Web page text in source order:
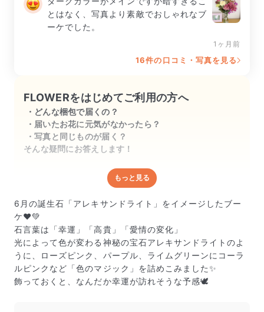
とはなく、写真より素敵でおしゃれなブ
ーケでした。
1ヶ月前
16件の口コミ・写真を見る
FLOWERをはじめてご利用の方へ
どんな梱包で届くの？
届いたお花に元気がなかったら？
写真と同じものが届く？
そんな疑問にお答えします！
どんな梱包で届くの？
出荷前に水揚げ（花が水を吸いやすくなる処理）を施
し、専用ボックスに丁寧に梱包してお届けしています。
きゅっとまとめられて一見窮屈そうに見えますが、輸送
中の衝撃による折れや擦れを軽減する効果があります。
もっと見る
6月の誕生石「アレキサンドライト」をイメージしたブー
ケ❤️💚
石言葉は「幸運」「高貴」「愛情の変化」
光によって色が変わる神秘の宝石アレキサンドライトのよ
うに、ローズピンク、パープル、ライムグリーンにコーラ
ルピンクなど「色のマジック」を詰めこみました✨
飾っておくと、なんだか幸運が訪れそうな予感🕊️